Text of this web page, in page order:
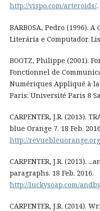
http://vispo.com/arteroids/.
BARBOSA, Pedro (1996).
Literária e Computador.
BOOTZ, Philippe (2001).
Fonctionnel de
Numériques Appliqué à la
Paris: Université Paris 8
CARPENTER, J.R. (2013).
blue Orange 7. 18 Feb.
http://
CARPENTER, J.R. (2013).
paragraphs. 18 Feb. 2016.
http://luckysoap.com/
CARPENTER, J.R. (2014).